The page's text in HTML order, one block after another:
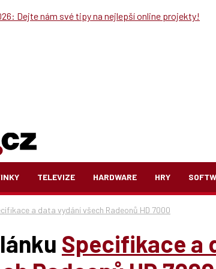
TELEVIZE HARDWARE HRY
a data vydání všech Radeonů HD 7000
Specifikace a
Dejte nám své tipy na nejlepší online projekty!